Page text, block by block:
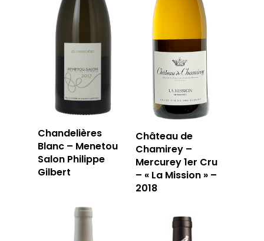
Chandelières
Blanc – Menetou
Salon Philippe
Gilbert
Château de
Chamirey –
Mercurey 1er Cru
– « La Mission » –
2018